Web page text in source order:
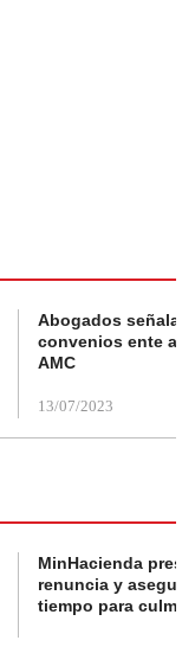
Abogados
convenios ente
AMC
13/07/2023
MinHacienda
renuncia y
tiempo para